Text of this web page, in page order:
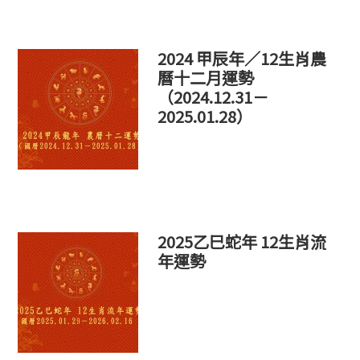
2024 甲辰年／12生肖農
曆十二月運勢
（2024.12.31－
2025.01.28）
2025乙巳蛇年 12生肖流
年運勢